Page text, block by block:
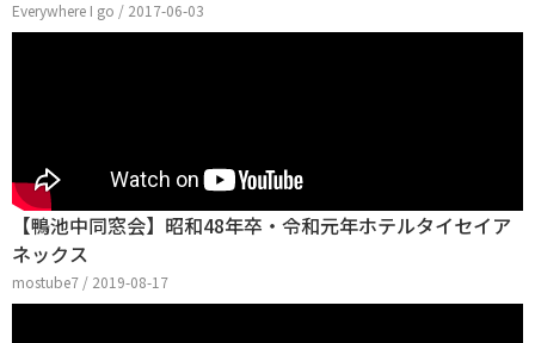
Everywhere I go / 2017-06-03
【鴨池中同窓会】昭和48年卒・令和元年ホテルタイセイア
ネックス
mostube7 / 2019-08-17